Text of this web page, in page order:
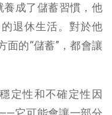
養成了儲蓄習慣，他
退休生活。對於他
面的“儲蓄”，都會讓
定性和不確定性因